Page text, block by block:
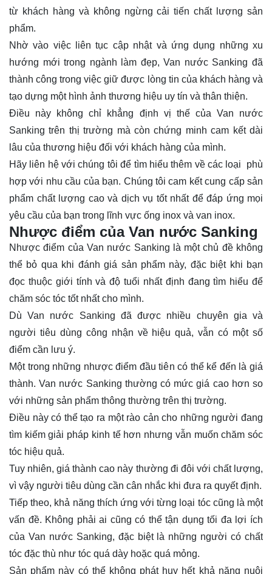
từ khách hàng và không ngừng cải tiến chất lượng sản
phẩm.
Nhờ vào việc liên tục cập nhật và ứng dụng những xu
hướng mới trong ngành làm đẹp, Van nước Sanking đã
thành công trong việc giữ được lòng tin của khách hàng và
tạo dựng một hình ảnh thương hiệu uy tín và thân thiện.
Điều này không chỉ khẳng định vị thế của Van nước
Sanking trên thị trường mà còn chứng minh cam kết dài
lâu của thương hiệu đối với khách hàng của mình.
Hãy liên hệvới chúng tôi để tìm hiểu thêm về các loại phù
hợp với nhu cầu của bạn. Chúng tôi cam kết cung cấp sản
phẩm chất lượng cao và dịch vụ tốt nhất để đáp ứng mọi
yêu cầu của bạn trong lĩnh vực ống inox và van inox.
Nhược điểm của Van nước Sanking
Nhược điểm của Van nước Sanking là một chủ đề không
thể bỏ qua khi đánh giá sản phẩm này, đặc biệt khi bạn
đọc thuộc giới tính và độ tuổi nhất định đang tìm hiểu để
chăm sóc tóc tốt nhất cho mình.
Dù Van nước Sanking đã được nhiều chuyên gia và
người tiêu dùng công nhận về hiệu quả, vẫn có một số
điểm cần lưu ý.
Một trong những nhược điểm đầu tiên có thể kể đến là giá
thành. Van nước Sanking thường có mức giá cao hơn so
với những sản phẩm thông thường trên thị trường.
Điều này có thể tạo ra một rào cản cho những người đang
tìm kiếm giải pháp kinh tế hơn nhưng vẫn muốn chăm sóc
tóc hiệu quả.
Tuy nhiên, giá thành cao này thường đi đôi với chất lượng,
vì vậy người tiêu dùng cần cân nhắc khi đưa ra quyết định.
Tiếp theo, khả năng thích ứng với từng loại tóc cũng là một
vấn đề. Không phải ai cũng có thể tận dụng tối đa lợi ích
của Van nước Sanking, đặc biệt là những người có chất
tóc đặc thù như tóc quá dày hoặc quá mỏng.
Sản phẩm này có thể không phát huy hết khả năng nuôi